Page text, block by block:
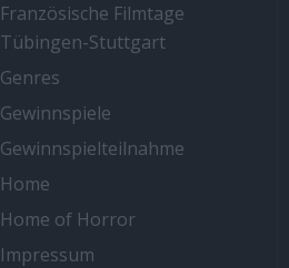
Französische Filmtage
Tübingen-Stuttgart
Genres
Gewinnspiele
Gewinnspielteilnahme
Home
Home of Horror
Impressum